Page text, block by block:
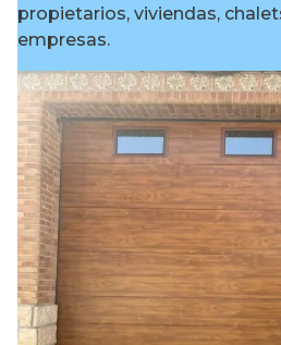
propietarios, viviendas,
empresas.